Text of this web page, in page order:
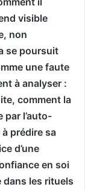
visible
non
se poursuit
une faute
à analyser :
comment la
par l’auto-
prédire sa
d’une
en soi
dans les rituels